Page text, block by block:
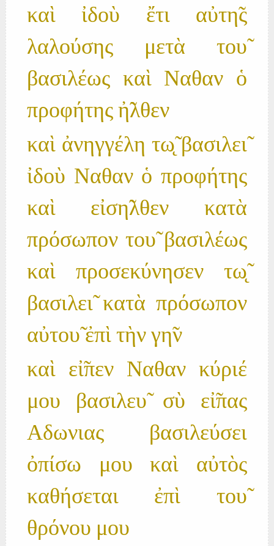
καὶ ἰδοὺ ἔτι αὐτη̃ς
λαλούσης μετὰ του̃
βασιλέως καὶ Ναθαν ὁ
προφήτης ἠ̃λθεν
καὶ ἀνηγγέλη τω̨̃ βασιλει̃
ἰδοὺ Ναθαν ὁ προφήτης
καὶ εἰση̃λθεν κατὰ
πρόσωπον του̃ βασιλέως
καὶ προσεκύνησεν τω̨̃
βασιλει̃ κατὰ πρόσωπον
αὐτου̃ ἐπὶ τὴν γη̃ν
καὶ εἰ̃πεν Ναθαν κύριέ
μου βασιλευ̃ σὺ εἰ̃πας
Αδωνιας βασιλεύσει
ὀπίσω μου καὶ αὐτὸς
καθήσεται ἐπὶ του̃
θρόνου μου